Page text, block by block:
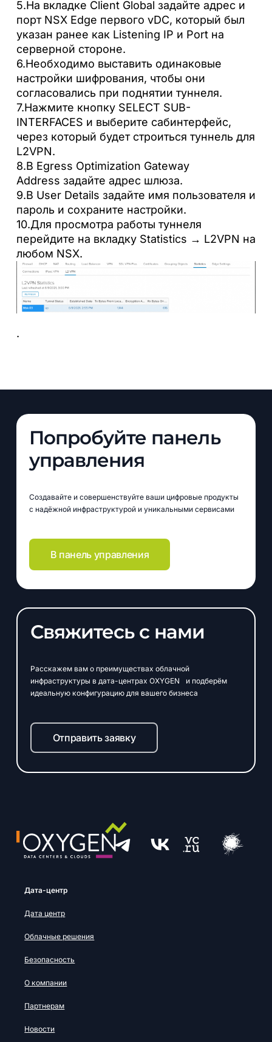
5.На вкладке Client Global задайте адрес и
порт NSX Edge первого vDC, который был
указан ранее как Listening IP и Port на
серверной стороне.
6.Необходимо выставить одинаковые
настройки шифрования, чтобы они
согласовались при поднятии туннеля.
7.Нажмите кнопку SELECT SUB-
INTERFACES и выберите сабинтерфейс,
через который будет строиться туннель для
L2VPN.
8.В Egress Optimization Gateway
Address задайте адрес шлюза.
9.В User Details задайте имя пользователя и
пароль и сохраните настройки.
10.Для просмотра работы туннеля
перейдите на вкладку Statistics → L2VPN на
любом NSX.
.
Попробуйте панель
управления
Создавайте и совершенствуйте ваши цифровые продукты
с надёжной инфраструктурой и уникальными сервисами
В панель управления
Свяжитесь с нами
Расскажем вам о преимуществах облачной
инфраструктуры в дата-центрах OXYGEN и подберём
идеальную конфигурацию для вашего бизнеса
Отправить заявку
Дата-центр
Дата центр
Облачные решения
Безопасность
О компании
Партнерам
Новости